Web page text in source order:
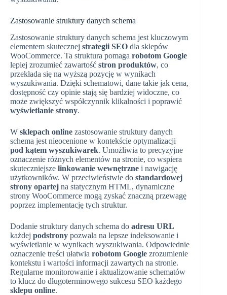
Zastosowanie struktury danych schema
Zastosowanie struktury danych schema jest kluczowym
elementem skutecznej strategii SEO dla sklepów
WooCommerce. Ta struktura pomaga robotom Google
lepiej zrozumieć zawartość stron produktów, co
przekłada się na wyższą pozycję w wynikach
wyszukiwania. Dzięki schematowi, dane takie jak cena,
dostępność czy opinie stają się bardziej widoczne, co
może zwiększyć współczynnik klikalności i poprawić
wyświetlanie strony.
W sklepach online zastosowanie struktury danych
schema jest nieocenione w kontekście optymalizacji
pod kątem wyszukiwarek. Umożliwia to precyzyjne
oznaczenie różnych elementów na stronie, co wspiera
skuteczniejsze linkowanie wewnętrzne i nawigację
użytkowników. W przeciwieństwie do standardowej
strony opartej na statycznym HTML, dynamiczne
strony WooCommerce mogą zyskać znaczną przewagę
poprzez implementację tych struktur.
Dodanie struktury danych schema do adresu URL
każdej podstrony pozwala na lepsze indeksowanie i
wyświetlanie w wynikach wyszukiwania. Odpowiednie
oznaczenie treści ułatwia robotom Google zrozumienie
kontekstu i wartości informacji zawartych na stronie.
Regularne monitorowanie i aktualizowanie schematów
to klucz do długoterminowego sukcesu SEO każdego
sklepu online.